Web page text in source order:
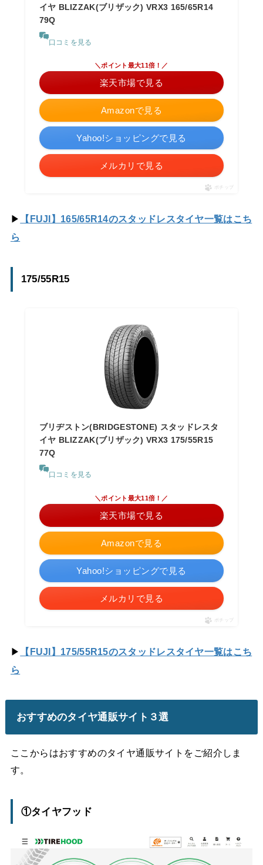
イヤ BLIZZAK(ブリザック) VRX3 165/65R14
79Q
口コミを見る
Amazonで見る
＼ポイント最大11倍！／
楽天市場で見る
Yahoo!ショッピングで見る
メルカリで見る
ポチップ
▶
【FUJI】165/65R14のスタッドレスタイヤ一覧はこち
ら
175/55R15
ブリヂストン(BRIDGESTONE) スタッドレスタ
イヤ BLIZZAK(ブリザック) VRX3 175/55R15
77Q
口コミを見る
Amazonで見る
＼ポイント最大11倍！／
楽天市場で見る
Yahoo!ショッピングで見る
メルカリで見る
ポチップ
▶
【FUJI】175/55R15のスタッドレスタイヤ一覧はこち
ら
おすすめのタイヤ通販サイト３選
ここからはおすすめのタイヤ通販サイトをご紹介しま
す。
①タイヤフッド